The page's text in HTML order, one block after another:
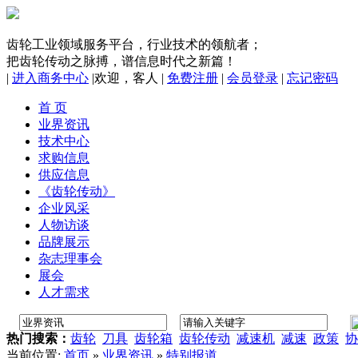
齿轮工业领域服务平台，行业技术的领航者；
把齿轮传动之脉搏，谱信息时代之新篇！
| 进入商务中心 |欢迎， 客人 | 免费注册 | 会员登录 | 忘记密码
首 页
业界资讯
技术中心
求购信息
供应信息
《齿轮传动》
企业风采
人物访谈
品牌展示
杂志理事会
展会
人才需求
热门搜索： 齿轮 刀具 齿轮箱 齿轮传动 减速机 减速 政策
当前位置: 首页 » 业界资讯 » 特别报道